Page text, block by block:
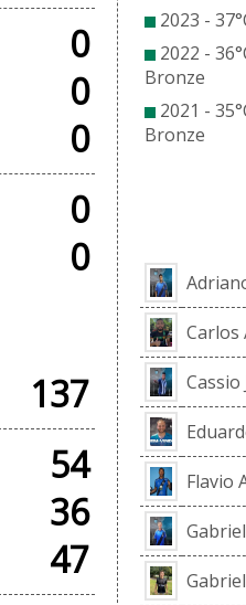
0
0
0
0
0
137
54
36
47
2023 -
2022 -
Bronze
2021 -
Bronze
Carlos
Flavio